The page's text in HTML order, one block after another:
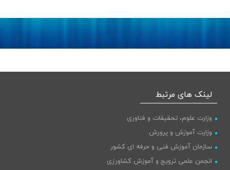
لینک های مرتبط
وزارت علوم، تحقیقات و فناوری
وزارت آموزش و پرورش
سازمان آموزش فنی و حرفه ای کشور
انجمن علمی ترویج و آموزش کشاورزی